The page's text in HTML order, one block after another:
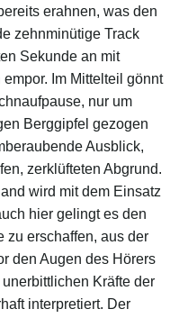
erahnen, was den
zehnminütige Track
Sekunde an mit
Im Mittelteil gönnt
nur um
Berggipfel gezogen
Ausblick,
zerklüfteten Abgrund.
wird mit dem Einsatz
hier gelingt es den
zu erschaffen, aus der
den Augen des Hörers
Kräfte der
interpretiert. Der